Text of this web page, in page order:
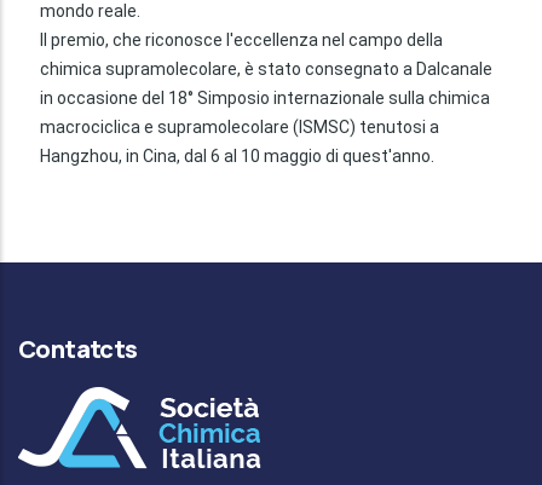
mondo reale.
Il premio, che riconosce l'eccellenza nel campo della
chimica supramolecolare, è stato consegnato a Dalcanale
in occasione del 18° Simposio internazionale sulla chimica
macrociclica e supramolecolare (ISMSC) tenutosi a
Hangzhou, in Cina, dal 6 al 10 maggio di quest'anno.
Contatcts